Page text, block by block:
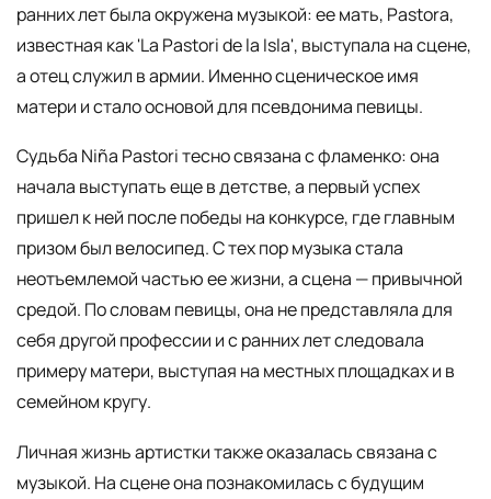
ранних лет была окружена музыкой: ее мать, Pastora,
известная как 'La Pastori de la Isla', выступала на сцене,
а отец служил в армии. Именно сценическое имя
матери и стало основой для псевдонима певицы.
Судьба Niña Pastori тесно связана с фламенко: она
начала выступать еще в детстве, а первый успех
пришел к ней после победы на конкурсе, где главным
призом был велосипед. С тех пор музыка стала
неотъемлемой частью ее жизни, а сцена — привычной
средой. По словам певицы, она не представляла для
себя другой профессии и с ранних лет следовала
примеру матери, выступая на местных площадках и в
семейном кругу.
Личная жизнь артистки также оказалась связана с
музыкой. На сцене она познакомилась с будущим